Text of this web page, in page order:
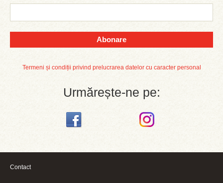
Abonare
Termeni și condiții privind prelucrarea datelor cu caracter personal
Urmărește-ne pe:
Contact